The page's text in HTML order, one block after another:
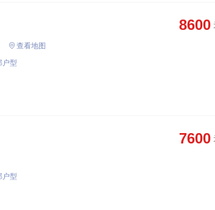
8600
查看地图
户型
7600
户型